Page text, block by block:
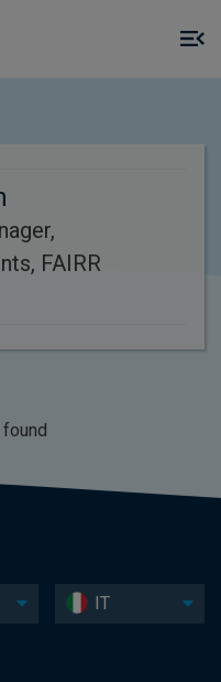
FAIRR
IT